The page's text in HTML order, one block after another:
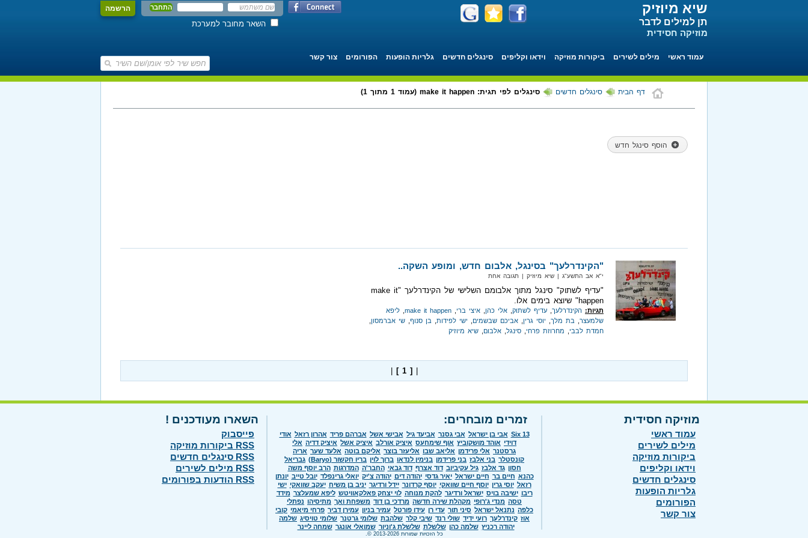
הרשמה
השאר מחובר למערכת
שיא מיוזיק
תן למילים לדבר
מוזיקה חסידית
עמוד ראשי מילים לשירים ביקורות מוזיקה וידאו וקליפים סינגלים חדשים גלריות הופעות הפורומים צור קשר
דף הבית סינגלים חדשים סינגלים לפי תגית: make it happen (עמוד 1 מתוך 1)
הוסף סינגל חדש
"הקינדרלעך" בסינגל, אלבום חדש, ומופע השקה..
י"א אב התשע"ג‏ | שיא מיוזיק‏ | תגובה אחת
"עדיף לשתוק" סינגל מתוך אלבומם השלישי של הקינדרלעך "make it
happen" שיוצא בימים אלו.
תגיות: הקינדרלעך עדיף לשתוק אלי כהן איצי ברי make it happen
ליפא
שלמעצר
בת מלך יוסי גרין אביכם שבשמים ישי לפידות בן סנוף שי אברמסון
חמדת לבבי
מחרוזת פרחי סינגל אלבום שיא מיוזיק
[ 1 ]
מוזיקה חסידית
עמוד ראשי
מילים לשירים
ביקורות מוזיקה
וידאו וקליפים
סינגלים חדשים
גלריות הופעות
הפורומים
צור קשר
זמרים מובחרים:
Six 13 אבי בן ישראל אבי גסנר אביעד גיל אבישי אשל אברהם פריד אהרון רזאל אודי
דוידי אוהד מושקוביץ אוף שימחעס איציק אורלב איציק אשל איציק דדיה אלי
גרסטנר אלי פרידמן אליאב שבו אליעזר בוצר אליקם בוטה אלעד שער אריה
קונסטלר בני אלבז בני פרידמן בנימין לנדאו ברוך לוין בריו חקשור (Baryo)
גבריאל
חסון גד אלבז גיל עקיביוב דוד אצרף דוד גבאי החבר'ה המדרגות הרב יוסף משה
כהנא חיים בר חיים ישראל יאיר גדסי יהודה דים יהודה צ'יק יואלי גרינפלד יובל טייב יונתן
רזאל יוסי גרין יוסף חיים שוואקי יוסף קרדונר יידל ורדיגר יניב בן משיח יעקב שוואקי ישי
ריבו ישיבה בויס ישראל ורדיגר להקת מנוחה לוי יצחק פאלקאוויטש ליפא שמעלצר מידד
טסה מנדי ג'רופי מקהלת שירה חדשה מרדכי בן דוד משפחת ואך מתיסיהו נפתלי
כלפה נתנאל ישראל סיני תור עדי רן עידו פורטל עמיר בניון עמירן דביר פרחי מיאמי קובי
אוז קינדרלעך רועי ידיד שולי רנד שיבי קלר שלהבת שלומי גרטנר שלומי טויסיג שלמה
יהודה רכניץ שלמה כהן שלשלת שלשלת ג'וניור שמואלי אונגר שמחה ליינר
השארו מעודכנים !
פייסבוק
RSS ביקורות מוזיקה
RSS סינגלים חדשים
RSS מילים לשירים
RSS הודעות בפורומים
כל הזכויות שמורות 2013-2026 ©.